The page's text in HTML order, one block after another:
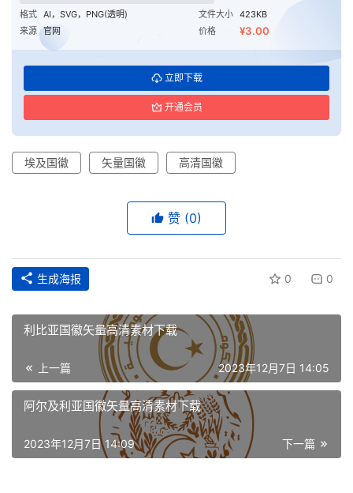
页
讯
格式 AI，SVG，PNG(透明) 文件大小
423KB
来源 官网 价格 ¥3.00
立即下载
开通会员
埃及国徽 矢量国徽 高清国徽
赞 (0)
生成海报 0 0
利比亚国徽矢量高清素材下载
上一篇 2023年12月7日 14:05
阿尔及利亚国徽矢量高清素材下载
下一篇
2023年12月7日 14:09